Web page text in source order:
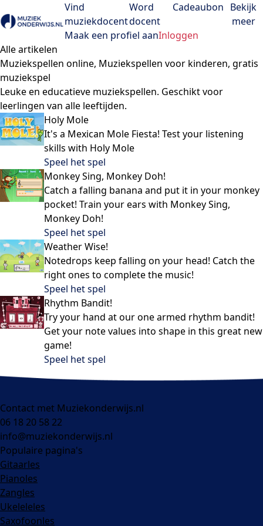
Open menu
Vind
muziekdocent
Word
docent
Cadeaubon Bekijk
meer
Maak een profiel aanInloggen
Alle artikelen
Muziekspellen online, Muziekspellen voor kinderen, gratis
muziekspel
Leuke en educatieve muziekspellen. Geschikt voor
leerlingen van alle leeftijden.
Holy Mole
It's a Mexican Mole Fiesta! Test your listening
skills with Holy Mole
Speel het spel
Monkey Sing, Monkey Doh!
Catch a falling banana and put it in your monkey
pocket! Train your ears with Monkey Sing,
Monkey Doh!
Speel het spel
Weather Wise!
Notedrops keep falling on your head! Catch the
right ones to complete the music!
Speel het spel
Rhythm Bandit!
Try your hand at our one armed rhythm bandit!
Get your note values into shape in this great new
game!
Speel het spel
Contact met Muziekonderwijs.nl
06 18 20 58 22
info@muziekonderwijs.nl
Populaire pagina's
Gitaarles
Pianoles
Zangles
Ukeleleles
Saxofoonles